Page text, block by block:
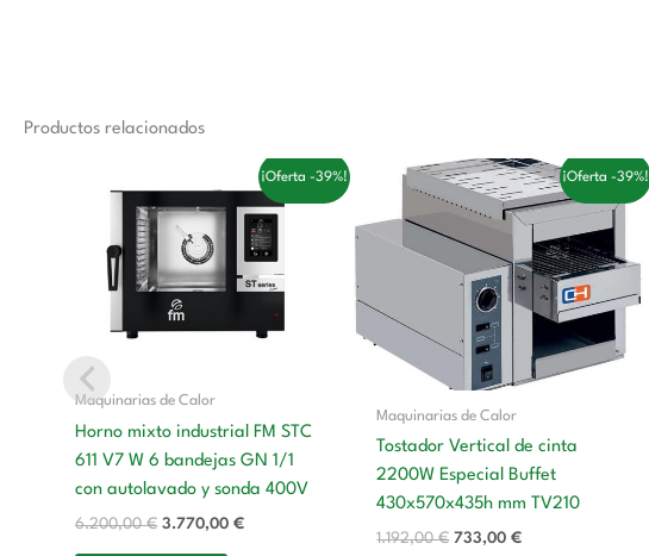
Productos relacionados
¡Oferta -39%!
Maquinarias de Calor
Horno mixto industrial FM STC
611 V7 W 6 bandejas GN 1/1
con autolavado y sonda 400V
6.200,00€
precio
original
era:
6.200,00 €.
3.770,00€
precio
actual
es:
3.770,00 €.
¡Oferta -39%!
Maquinarias de Calor
Tostador Vertical de cinta
2200W Especial Buffet
430x570x435h mm TV210
1.192,00€
El
precio
original
1.192,00 €.
733,00€
El
precio
actual
es:
733,00 €.